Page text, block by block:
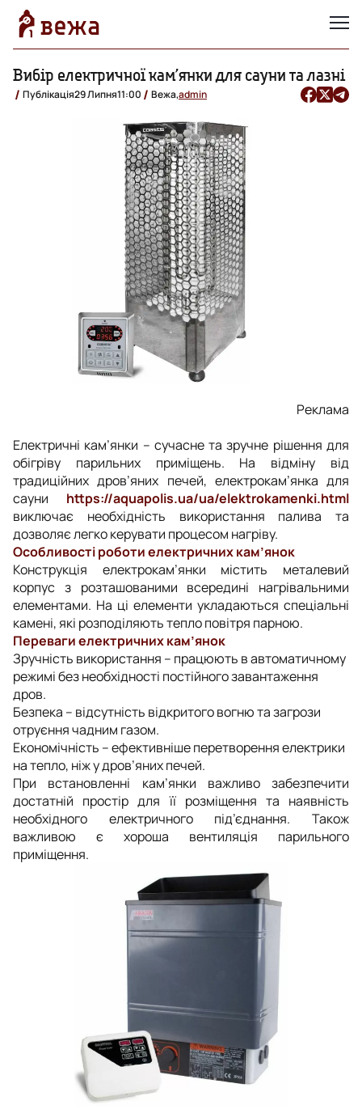
Вибір електричної кам’янки для сауни та лазні
Публікація29 Липня11:00 Вежа,admin
Реклама
Електричні кам’янки – сучасне та зручне рішення для
обігріву парильних приміщень. На відміну від
традиційних дров’яних печей, електрокам’янка для
сауни https://aquapolis.ua/ua/elektrokamenki.html
виключає необхідність використання палива та
дозволяє легко керувати процесом нагріву.
Особливості роботи електричних кам’янок
Конструкція електрокам’янки містить металевий
корпус з розташованими всередині нагрівальними
елементами. На ці елементи укладаються спеціальні
камені, які розподіляють тепло повітря парною.
Переваги електричних кам’янок
Зручність використання – працюють в автоматичному
режимі без необхідності постійного завантаження
дров.
Безпека – відсутність відкритого вогню та загрози
отруєння чадним газом.
Економічність – ефективніше перетворення електрики
на тепло, ніж у дров’яних печей.
При встановленні кам’янки важливо забезпечити
достатній простір для її розміщення та наявність
необхідного електричного під’єднання. Також
важливою є хороша вентиляція парильного
приміщення.